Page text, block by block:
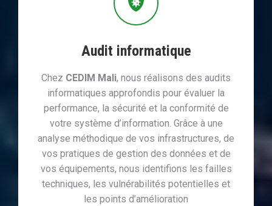
Audit informatique
Chez CEDIM Mali, nous réalisons des audits
informatiques approfondis pour évaluer la
performance, la sécurité et la conformité de
votre système d’information. Grâce à une
analyse méthodique de vos infrastructures, de
vos pratiques de gestion des données et de
vos équipements, nous identifions les failles
techniques, les vulnérabilités potentielles et
les points d’amélioration